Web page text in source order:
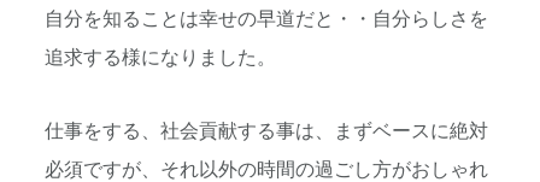
自分を知ることは幸せの早道だと・・自分らしさを
追求する様になりました。
仕事をする、社会貢献する事は、まずベースに絶対
必須ですが、それ以外の時間の過ごし方がおしゃれ